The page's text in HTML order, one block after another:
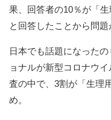
果、回答者の10％が「
と回答したことから問題
日本でも話題になった
ョナルが新型コロナウ
査の中で、3割が「生理
め。